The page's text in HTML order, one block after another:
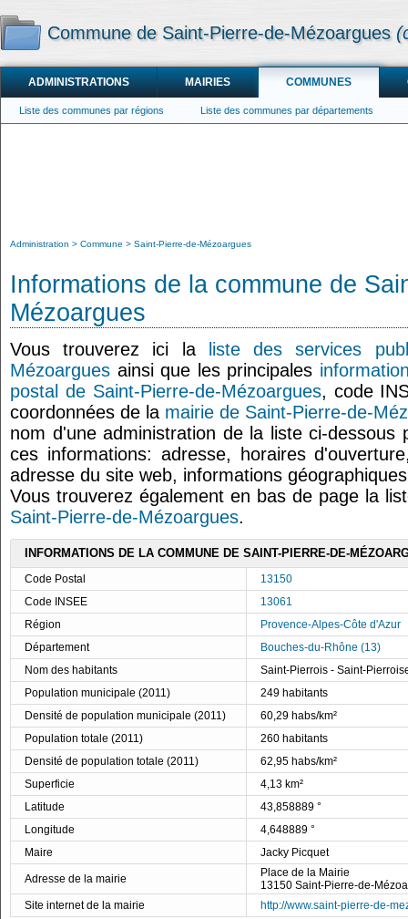
Commune de Saint-Pierre-de-Mézoargues
ADMINISTRATIONS MAIRIES COMMUNES
Liste des communes par régions Liste des communes par départements
Administration Commune Saint-Pierre-de-Mézoargues
Informations de la commune de
Mézoargues
Vous trouverez ici la
liste des services
Mézoargues ainsi que les principales
postal de Saint-Pierre-de-Mézoargues, code
coordonnées de la mairie de Saint-Pierre-de-
nom d'une administration de la liste ci-dessous
ces informations: adresse, horaires
adresse du site web, informations
Vous trouverez également en bas de page la
Saint-Pierre-de-Mézoargues.
INFORMATIONS DE LA COMMUNE DE SAINT-PIERRE-DE-
Code Postal
13150
Code INSEE
13061
Région
Provence-Alpes-Côte d'Azur
Département
Bouches-du-Rhône (13)
Nom des habitants
Saint-Pierrois - Saint-
Population municipale (2011)
249 habitants
Densité de population municipale (2011)
60,29 habs/km²
Population totale (2011)
260 habitants
Densité de population totale (2011)
62,95 habs/km²
Superficie
4,13 km²
Latitude
43,858889 °
Longitude
4,648889 °
Maire
Jacky Picquet
Adresse de la mairie
Place de la Mairie
13150 Saint-Pierre-de-
Site internet de la mairie
http://www.saint-pierre-de-